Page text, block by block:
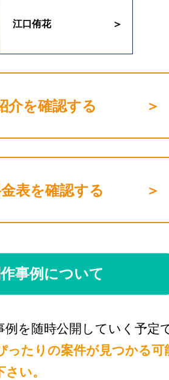
江口侑花
介を確認する
表を確認する
事例について
を随時公開していく予定
ったりの案件が見つかる可
い。